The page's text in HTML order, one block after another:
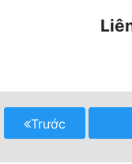
Phản Phái
Quan Trường
Trước